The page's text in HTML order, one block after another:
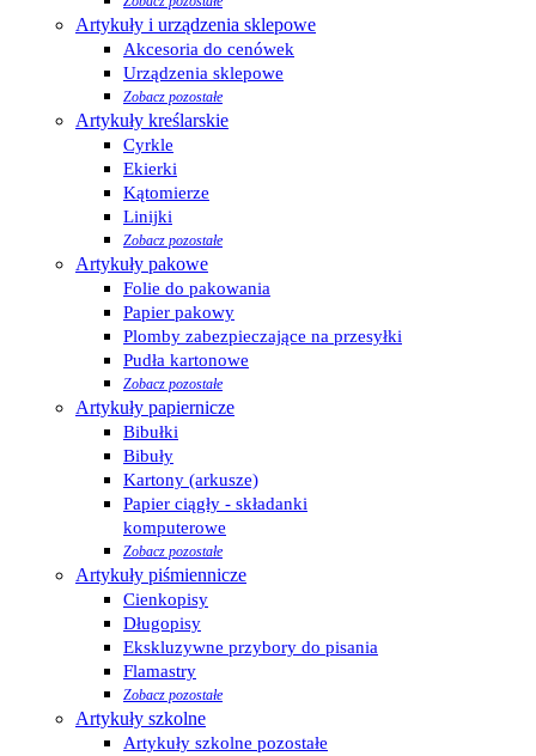
Artykuły i urządzenia sklepowe
Akcesoria do cenówek
Urządzenia sklepowe
Zobacz pozostałe
Artykuły kreślarskie
Cyrkle
Ekierki
Kątomierze
Linijki
Zobacz pozostałe
Artykuły pakowe
Folie do pakowania
Papier pakowy
Plomby zabezpieczające na przesyłki
Pudła kartonowe
Zobacz pozostałe
Artykuły papiernicze
Bibułki
Bibuły
Kartony (arkusze)
Papier ciągły - składanki
komputerowe
Zobacz pozostałe
Artykuły piśmiennicze
Cienkopisy
Długopisy
Ekskluzywne przybory do pisania
Flamastry
Zobacz pozostałe
Artykuły szkolne
Artykuły szkolne pozostałe